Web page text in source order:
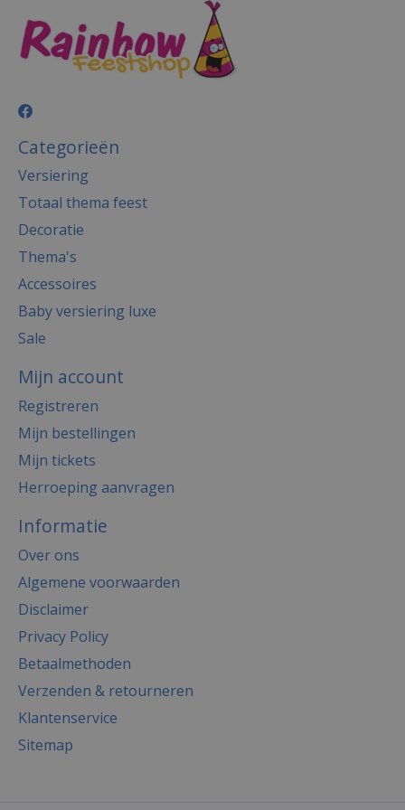
Categorieën
Versiering
Totaal thema feest
Decoratie
Thema's
Accessoires
Baby versiering luxe
Sale
Mijn account
Registreren
Mijn bestellingen
Mijn tickets
Herroeping aanvragen
Informatie
Over ons
Algemene voorwaarden
Disclaimer
Privacy Policy
Betaalmethoden
Verzenden & retourneren
Klantenservice
Sitemap